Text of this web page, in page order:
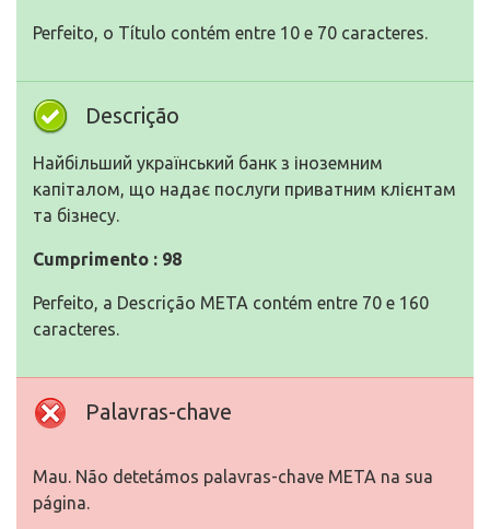
Perfeito, o Título contém entre 10 e 70 caracteres.
Descrição
Найбільший український банк з іноземним
капіталом, що надає послуги приватним клієнтам
та бізнесу.
Cumprimento : 98
Perfeito, a Descrição META contém entre 70 e 160
caracteres.
Palavras-chave
Mau. Não detetámos palavras-chave META na sua
página.